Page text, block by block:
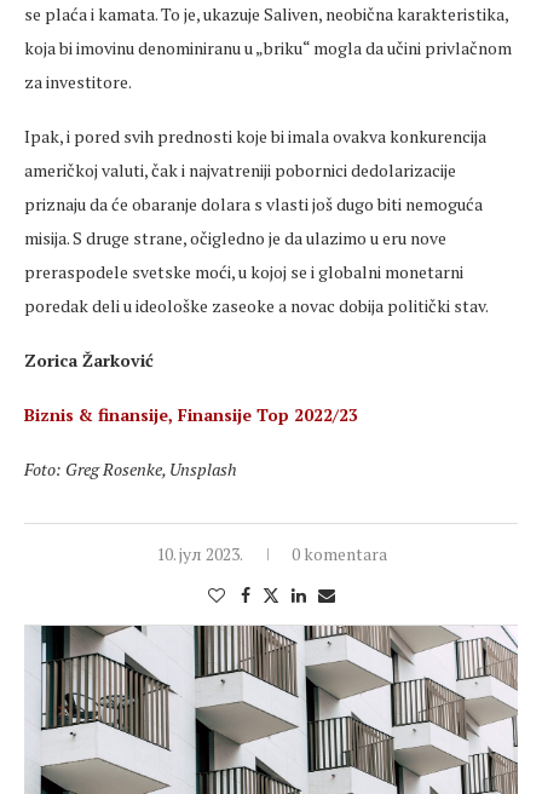
se plaća i kamata. To je, ukazuje Saliven, neobična karakteristika,
koja bi imovinu denominiranu u „briku“ mogla da učini privlačnom
za investitore.
Ipak, i pored svih prednosti koje bi imala ovakva konkurencija
američkoj valuti, čak i najvatreniji pobornici dedolarizacije
priznaju da će obaranje dolara s vlasti još dugo biti nemoguća
misija. S druge strane, očigledno je da ulazimo u eru nove
preraspodele svetske moći, u kojoj se i globalni monetarni
poredak deli u ideološke zaseoke a novac dobija politički stav.
Zorica Žarković
Biznis & finansije, Finansije Top 2022/23
Foto: Greg Rosenke, Unsplash
10. јул 2023. 0 komentara